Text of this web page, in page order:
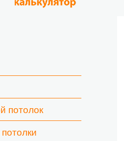
потолок